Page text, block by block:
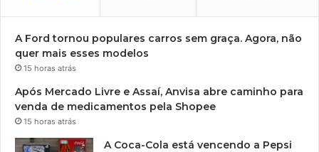
A Ford tornou populares carros sem graça. Agora, não
quer mais esses modelos
15 horas atrás
Após Mercado Livre e Assaí, Anvisa abre caminho para
venda de medicamentos pela Shopee
15 horas atrás
A Coca-Cola está vencendo a Pepsi